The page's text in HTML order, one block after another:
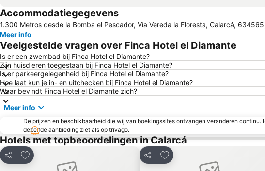
Accommodatiegegevens
1.300 Metros desde la Bomba el Pescador, Vía Vereda la Floresta, Calarcá,
Meer info
Veelgestelde vragen over Finca Hotel el Diamante
Is er een zwembad bij Finca Hotel el Diamante?
Zijn huisdieren toegestaan bij Finca Hotel el Diamante?
Is er parkeergelegenheid bij Finca Hotel el Diamante?
Hoe laat kun je in- en uitchecken bij Finca Hotel el Diamante?
Waar bevindt Finca Hotel el Diamante zich?
Meer info
De prijzen en beschikbaarheid die wij van boekingssites ontvangen veranderen
dezelfde aanbieding ziet als op trivago.
Hotels met topbeoordelingen in Calarcá
Delen
Toevoegen aan favorieten
Delen
Toevoegen aan favorieten